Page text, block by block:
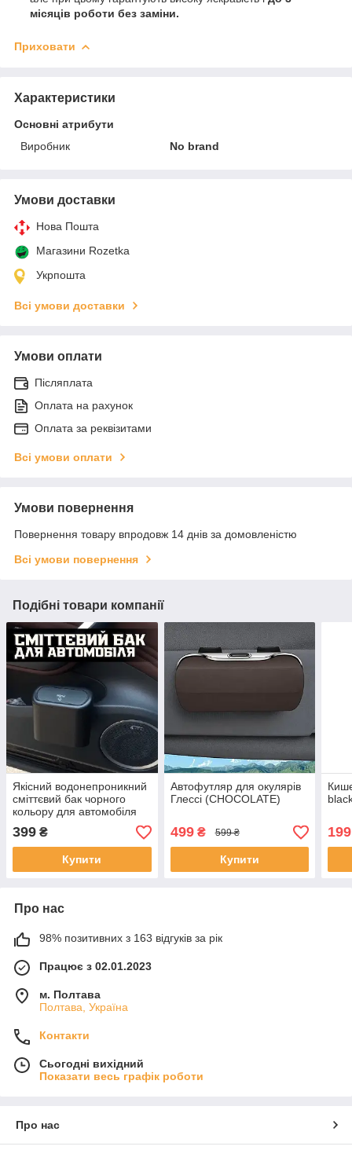
місяців роботи без заміни.
Приховати
Характеристики
Основні атрибути
Виробник
No brand
Умови доставки
Нова Пошта
Магазини Rozetka
Укрпошта
Всі умови доставки
Умови оплати
Післяплата
Оплата на рахунок
Оплата за реквізитами
Всі умови оплати
Умови повернення
Повернення товару впродовж 14 днів за домовленістю
Всі умови повернення
Подібні товари компанії
Якісний водонепроникний
сміттєвий бак чорного
кольору для автомобіля
399 ₴
Купити
Автофутляр для окулярів
Глессі (CHOCOLATE)
499₴ 599 ₴
Купити
199
Про нас
98% позитивних з 163 відгуків за рік
Працює з 02.01.2023
м. Полтава
Полтава, Україна
Контакти
Сьогодні вихідний
Показати весь графік роботи
Про нас